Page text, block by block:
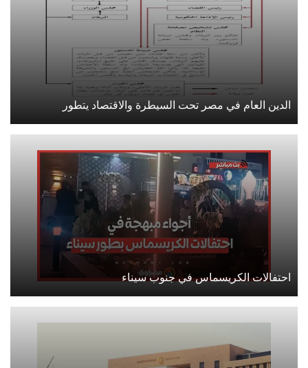
الدين العام في مصر تحت السيطرة والاقتصاد يتطور
احتفالات الكريسماس في جنوب سيناء